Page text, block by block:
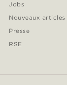
Jobs
Nouveaux articles
Presse
RSE